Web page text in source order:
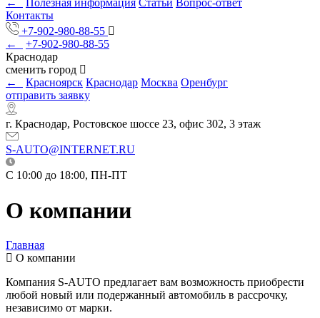
←
Полезная информация Статьи Вопрос-ответ
Контакты
+7-902-980-88-55
←
+7-902-980-88-55
Краснодар
сменить город
←
Красноярск Краснодар Москва Оренбург
отправить заявку
г. Краснодар, Ростовское шоссе 23, офис 302, 3 этаж
S-AUTO@INTERNET.RU
C 10:00 до 18:00, ПН-ПТ
О компании
Главная
О компании
Компания S-AUTO предлагает вам возможность приобрести
любой новый или подержанный автомобиль в рассрочку,
независимо от марки.